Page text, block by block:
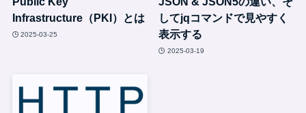
Infrastructure（PKI）とは
2025-03-25
してjqコマンドで見やすく
表示する
2025-03-19